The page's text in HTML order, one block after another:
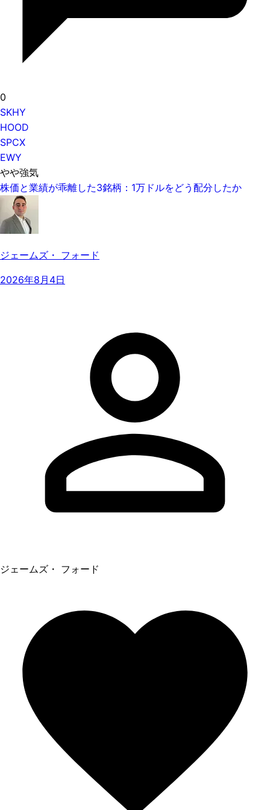
0
SKHY
HOOD
SPCX
EWY
やや強気
株価と業績が乖離した3銘柄：1万ドルをどう配分したか
ジェームズ・ フォード
2026年8月4日
ジェームズ・ フォード